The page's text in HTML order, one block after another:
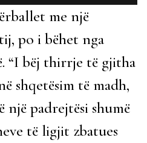
me një
po i bëhet nga
“I bëj thirrje të gjitha
shqetësim të madh,
një padrejtësi shumë
të ligjit zbatues